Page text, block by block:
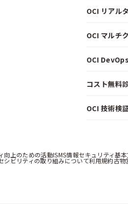
OCI リアル
OCI マルチ
OCI
コスト無料
OCI 技術検
向上のための活動ISMS情報セキュリティ基
シビリティの取り組みについて利用規約古物